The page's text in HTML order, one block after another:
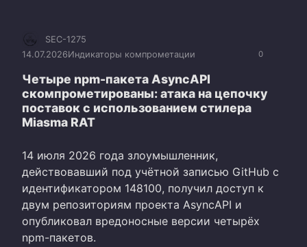
0
SEC-1275
14.07.2026Индикаторы компрометации
Четыре npm-пакета AsyncAPI
скомпрометированы: атака на цепочку
поставок с использованием стилера
Miasma RAT
14 июля 2026 года злоумышленник,
действовавший под учётной записью GitHub с
идентификатором 148100, получил доступ к
двум репозиториям проекта AsyncAPI и
опубликовал вредоносные версии четырёх
npm-пакетов.